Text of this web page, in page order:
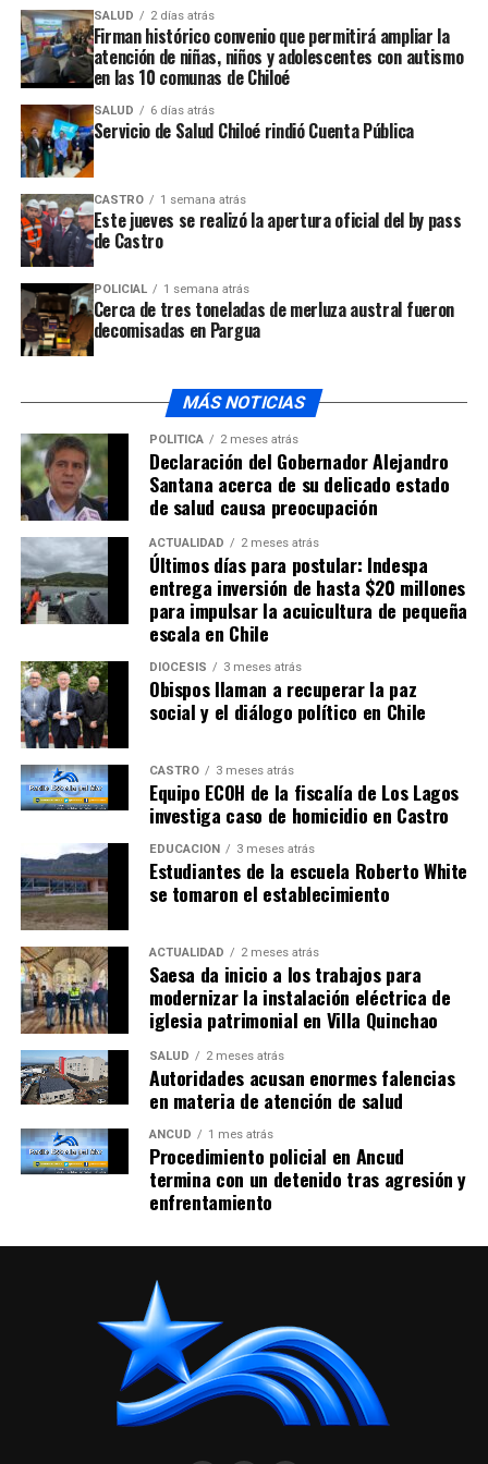
NO TE PIERDAS
Hallazgo de un cadáver en isla Tranqui moviliza a Policía
de Investigaciones
SALUD 2 días atrás
Firman histórico convenio que permitirá ampliar la
atención de niñas, niños y adolescentes con autismo
en las 10 comunas de Chiloé
SALUD 6 días atrás
Servicio de Salud Chiloé rindió Cuenta Pública
CASTRO 1 semana atrás
Este jueves se realizó la apertura oficial del by pass
de Castro
POLICIAL 1 semana atrás
Cerca de tres toneladas de merluza austral fueron
decomisadas en Pargua
MÁS NOTICIAS
POLÍTICA 2 meses atrás
Declaración del Gobernador Alejandro
Santana acerca de su delicado estado
de salud causa preocupación
ACTUALIDAD 2 meses atrás
Últimos días para postular: Indespa
entrega inversión de hasta $20 millones
para impulsar la acuicultura de pequeña
escala en Chile
DIÓCESIS 3 meses atrás
Obispos llaman a recuperar la paz
social y el diálogo político en Chile
CASTRO 3 meses atrás
Equipo ECOH de la fiscalía de Los Lagos
investiga caso de homicidio en Castro
EDUCACIÓN 3 meses atrás
Estudiantes de la escuela Roberto White
se tomaron el establecimiento
ACTUALIDAD 2 meses atrás
Saesa da inicio a los trabajos para
modernizar la instalación eléctrica de
iglesia patrimonial en Villa Quinchao
SALUD 2 meses atrás
Autoridades acusan enormes falencias
en materia de atención de salud
ANCUD 1 mes atrás
Procedimiento policial en Ancud
termina con un detenido tras agresión y
enfrentamiento